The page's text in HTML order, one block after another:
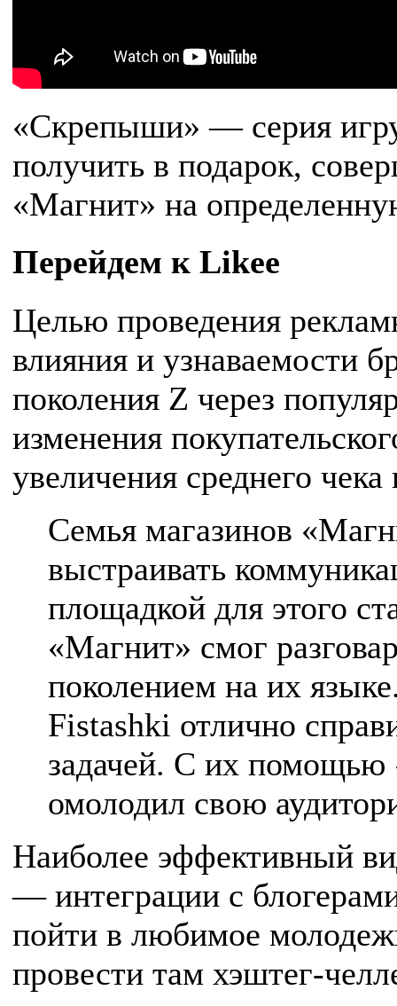
«Скрепыши» — серия
получить в подарок,
«Магнит» на
Перейдем к Likee
Целью проведения
влияния и узнаваемости
поколения Z через
изменения
увеличения среднего чека
Семья магазинов
выстраивать
площадкой для этого
«Магнит» смог
поколением на их
Fistashki отлично
задачей. С их
омолодил свою
Наиболее эффективный
— интеграции с
пойти в любимое
провести там хэштег-